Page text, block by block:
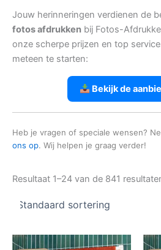
Jouw herinneringen verdienen de
fotos afdrukken bij Fotos-
onze scherpe prijzen en top
meteen te starten:
Bekijk de
Heb je vragen of speciale wensen?
ons op. Wij helpen je graag verder!
Resultaat 1–24 van de 841